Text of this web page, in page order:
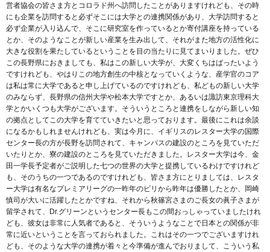
営者協会の皆さま方とコロラド州へ訪問したことがありますけれども、その時
にも企業を訪問すると必ずそこには大学との連携関係があり、大学訪問すると
必ず企業が入り込んで、そこに研究室を作っているとか寄付講座を持っている
とか、そのようなことが新しい産業を生み出して、それがまた地方の活性化に
大きな役割を果たしているということを目の当たりに見てまいりました。ぜひ
この長野県におきましても、私はこの新しい大学が、大変くちはばったいよう
ですけれども、やはりこの地方創生の中核となっていくような、産学官のコア
は私は常に大学であると申し上げているのですけれども、私どもの新しい大学
のみならず、長野県の信州大学や松本大学ですとか、あるいは諏訪東京理科大
学とかいくつも大学がございます。そういうところと連携をしながら新しい知
の拠点としてこの大学を育てていきたいと思っております。最後にこれは余談
になるかもしれませんけれども、実は今月に、イギリスのレスター大学の国際
センター長の方が長野を訪問されて、キャンパスの建設のところを見ていただ
いたりとか、寮の建設のところを見ていただきました。レスター大学は今、金
田一学長予定者がご説明した七つの世界の大学と提携しているわけですけれど
も、そのうちの一つであるのですけれども、皆さま方にとりましては、レスタ
ー大学は有名なプレミアリーグの一昨年のビリから昨年は優勝したとか、岡崎
慎司が大いに活躍したとかですね、それから秋篠宮さまのご長女の眞子さまが
留学されて、Dr.グリーンというセンター長もこの間おっしゃっていましたけれ
ども、彼女は非常に人気者であると、そういうようなことで日本との関係が非
常に近いということを言っておられました。これはその一つでございますけれ
ども、そのような大学の連携が着々と今準備が進んでおりまして、こういう私